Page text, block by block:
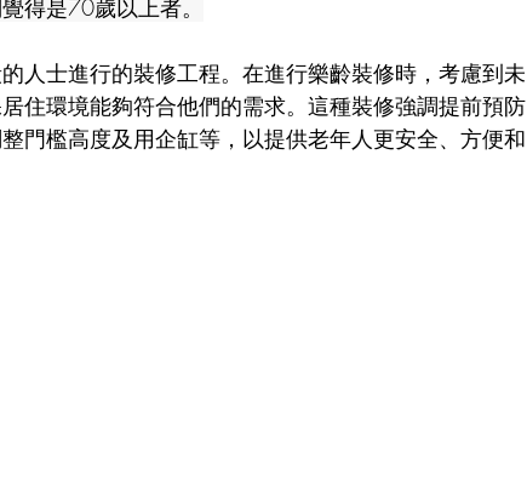
得是70歲以上者。
人士進行的裝修工程。在進行樂齡裝修時，考慮到未
住環境能夠符合他們的需求。這種裝修強調提前預防
門檻高度及用企缸等，以提供老年人更安全、方便和